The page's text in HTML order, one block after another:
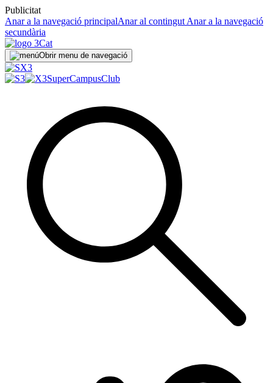
Publicitat
Anar a la navegació principalAnar al contingut Anar a la navegació
secundària
Obrir menu de navegació
SuperCampusClub